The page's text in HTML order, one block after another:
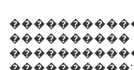
����������
����������: